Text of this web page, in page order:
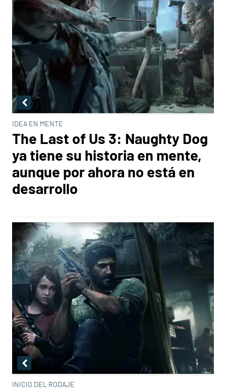
IDEA EN MENTE
The Last of Us 3: Naughty Dog
ya tiene su historia en mente,
aunque por ahora no está en
desarrollo
INICIO DEL RODAJE